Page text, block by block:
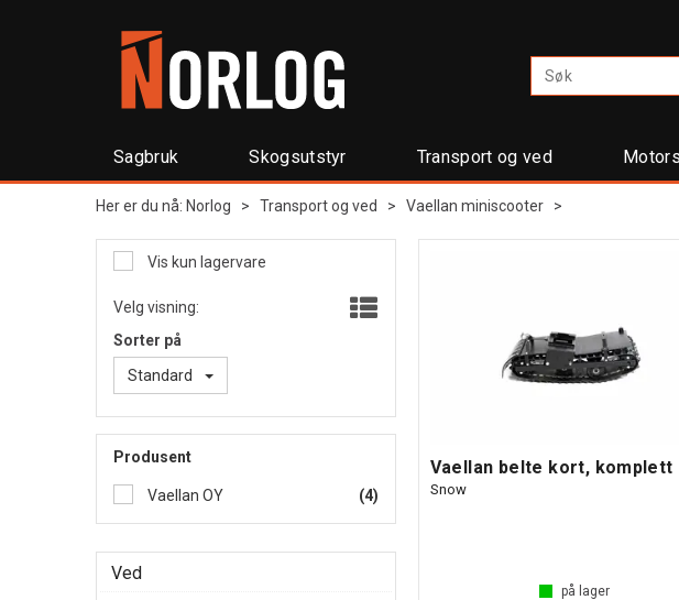
Sagbruk Skogsutstyr Transport og ved
Her er du nå: Norlog > Transport og ved > Vaellan miniscooter >
Vis kun lagervare
Velg visning:
Sorter på
Standard
Produsent
Vaellan OY (4)
Ved
Vaellan belte kort, komplett
Snow
på lager